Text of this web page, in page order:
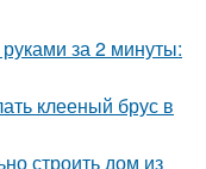
за 2 минуты:
клееный брус в
строить дом из